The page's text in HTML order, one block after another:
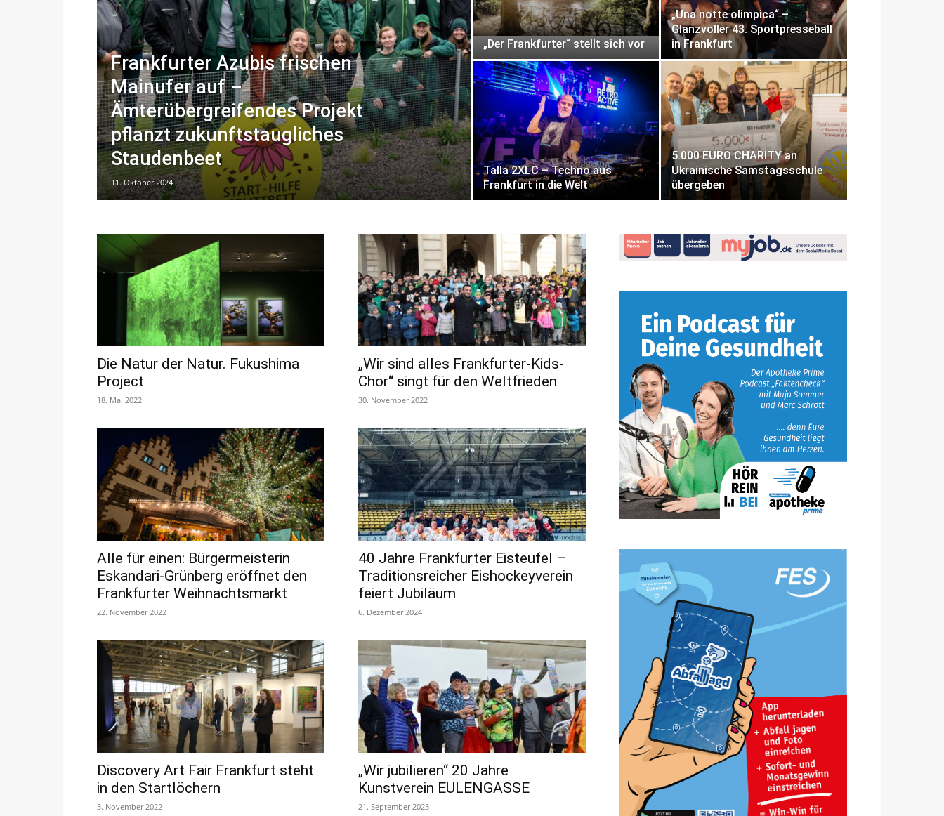
Frankfurter Azubis frischen
Mainufer auf –
Ämterübergreifendes Projekt
pflanzt zukunftstaugliches
Staudenbeet
11. Oktober 2024
„Der Frankfurter“ stellt sich vor
„Una notte olimpica“ –
Glanzvoller 43. Sportpresseball
in Frankfurt
Talla 2XLC – Techno aus
Frankfurt in die Welt
5.000 EURO CHARITY an
Ukrainische Samstagsschule
übergeben
Die Natur der Natur. Fukushima
Project
18. Mai 2022
„Wir sind alles Frankfurter-Kids-
Chor“ singt für den Weltfrieden
30. November 2022
Alle für einen: Bürgermeisterin
Eskandari-Grünberg eröffnet den
Frankfurter Weihnachtsmarkt
22. November 2022
40 Jahre Frankfurter Eisteufel –
Traditionsreicher Eishockeyverein
feiert Jubiläum
6. Dezember 2024
Discovery Art Fair Frankfurt steht
in den Startlöchern
3. November 2022
„Wir jubilieren“ 20 Jahre
Kunstverein EULENGASSE
21. September 2023